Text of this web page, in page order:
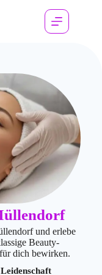
und erlebe
Beauty-
dich bewirken.